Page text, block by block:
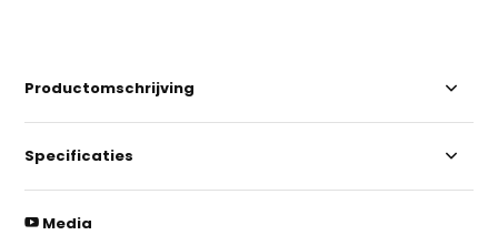
Productomschrijving
Specificaties
Media